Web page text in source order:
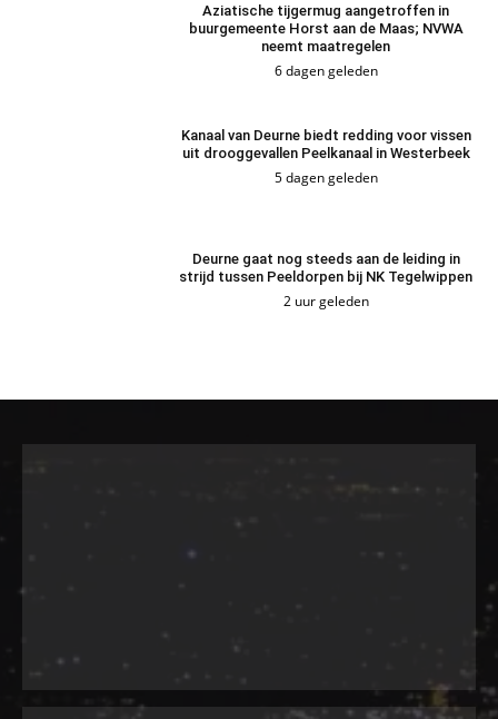
Aziatische tijgermug aangetroffen in
buurgemeente Horst aan de Maas; NVWA
neemt maatregelen
6 dagen geleden
Kanaal van Deurne biedt redding voor vissen
uit drooggevallen Peelkanaal in Westerbeek
5 dagen geleden
Deurne gaat nog steeds aan de leiding in
strijd tussen Peeldorpen bij NK Tegelwippen
2 uur geleden